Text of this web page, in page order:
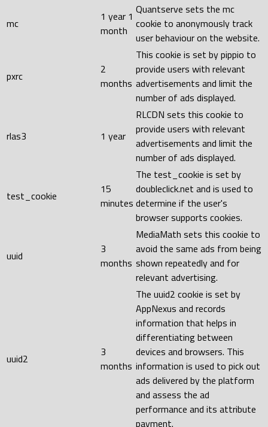
mc
1 year 1
month
Quantserve sets the mc
cookie to anonymously track
user behaviour on the website.
pxrc
2
months
This cookie is set by pippio to
provide users with relevant
advertisements and limit the
number of ads displayed.
rlas3 1 year
RLCDN sets this cookie to
provide users with relevant
advertisements and limit the
number of ads displayed.
test_cookie
15
minutes
The test_cookie is set by
doubleclick.net and is used to
determine if the user's
browser supports cookies.
uuid
3
months
MediaMath sets this cookie to
avoid the same ads from being
shown repeatedly and for
relevant advertising.
uuid2
3
months
The uuid2 cookie is set by
AppNexus and records
information that helps in
differentiating between
devices and browsers. This
information is used to pick out
ads delivered by the platform
and assess the ad
performance and its attribute
payment.